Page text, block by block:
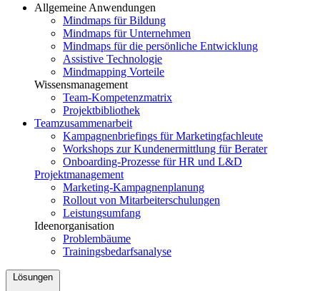
Allgemeine Anwendungen
Mindmaps für Bildung
Mindmaps für Unternehmen
Mindmaps für die persönliche Entwicklung
Assistive Technologie
Mindmapping Vorteile
Wissensmanagement
Team-Kompetenzmatrix
Projektbibliothek
Teamzusammenarbeit
Kampagnenbriefings für Marketingfachleute
Workshops zur Kundenermittlung für Berater
Onboarding-Prozesse für HR und L&D
Projektmanagement
Marketing-Kampagnenplanung
Rollout von Mitarbeiterschulungen
Leistungsumfang
Ideenorganisation
Problembäume
Trainingsbedarfsanalyse
Lösungen